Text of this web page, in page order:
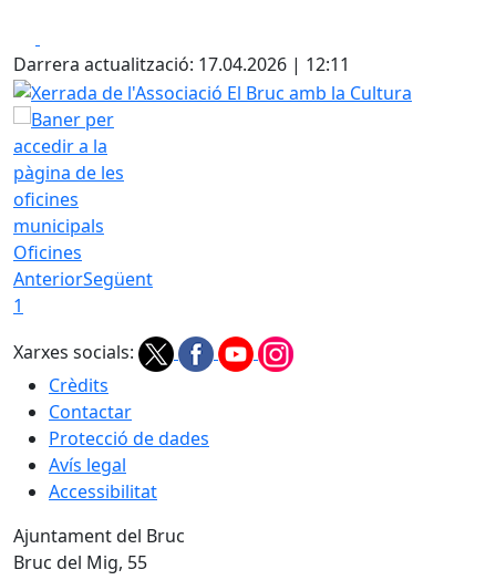
Darrera actualització: 17.04.2026 | 12:11
Xerrada de l'Associació El Bruc amb la Cultura
Oficines
AnteriorSegüent
1
Xarxes socials:
Crèdits
Contactar
Protecció de dades
Avís legal
Accessibilitat
Ajuntament del Bruc
Bruc del Mig, 55